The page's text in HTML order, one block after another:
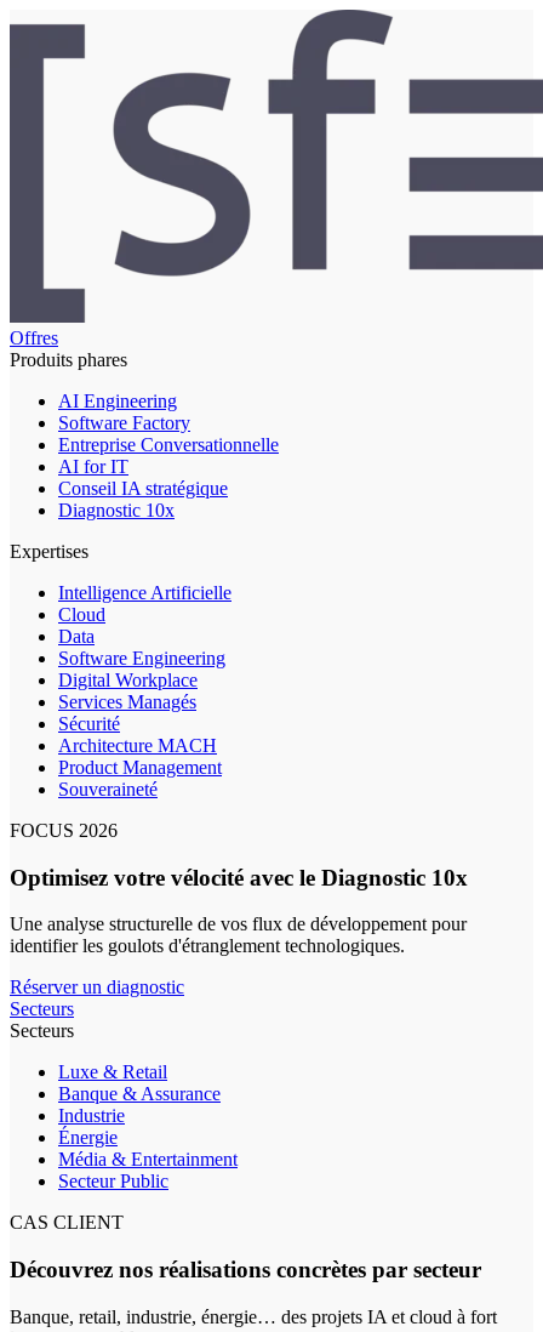
Offres
Produits phares
AI Engineering
Software Factory
Entreprise Conversationnelle
AI for IT
Conseil IA stratégique
Diagnostic 10x
Expertises
Intelligence Artificielle
Cloud
Data
Software Engineering
Digital Workplace
Services Managés
Sécurité
Architecture MACH
Product Management
Souveraineté
FOCUS 2026
Optimisez votre vélocité avec le Diagnostic 10x
Une analyse structurelle de vos flux de développement pour
identifier les goulots d'étranglement technologiques.
Réserver un diagnostic
Secteurs
Secteurs
Luxe & Retail
Banque & Assurance
Industrie
Énergie
Média & Entertainment
Secteur Public
CAS CLIENT
Découvrez nos réalisations concrètes par secteur
Banque, retail, industrie, énergie… des projets IA et cloud à fort